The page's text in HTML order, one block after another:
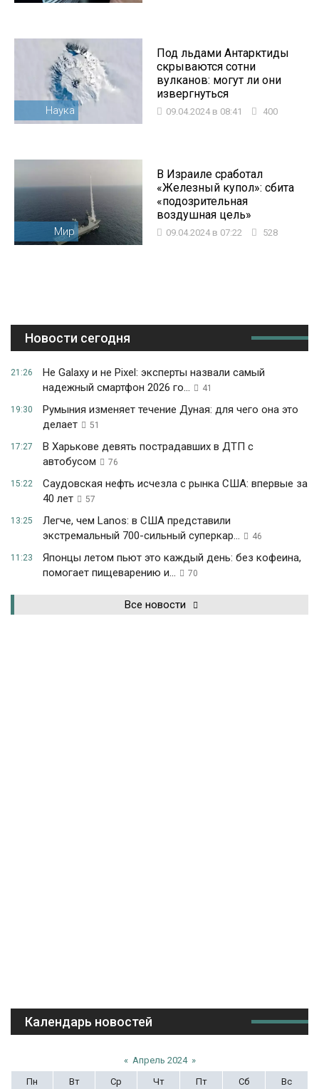
Наука
Под льдами Антарктиды
скрываются сотни
вулканов: могут ли они
извергнуться
09.04.2024 в 08:41 400
Мир
В Израиле сработал
«Железный купол»: сбита
«подозрительная
воздушная цель»
09.04.2024 в 07:22 528
Новости сегодня
21:26
Не Galaxy и не Pixel: эксперты назвали самый
надежный смартфон 2026 го...
41
19:30
Румыния изменяет течение Дуная: для чего она это
делает
51
17:27
В Харькове девять пострадавших в ДТП с
автобусом
76
15:22
Саудовская нефть исчезла с рынка США: впервые за
40 лет
57
13:25
Легче, чем Lanos: в США представили
экстремальный 700-сильный суперкар...
46
11:23
Японцы летом пьют это каждый день: без кофеина,
помогает пищеварению и...
70
Все новости
Календарь новостей
« Апрель 2024 »
Пн
Вт Ср Чт Пт Сб Вс